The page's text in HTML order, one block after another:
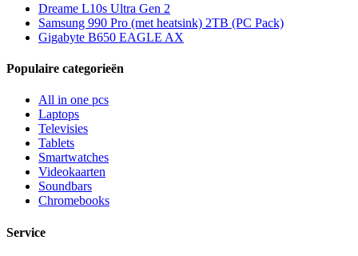
Dreame L10s Ultra Gen 2
Samsung 990 Pro (met heatsink) 2TB (PC Pack)
Gigabyte B650 EAGLE AX
Populaire categorieën
All in one pcs
Laptops
Televisies
Tablets
Smartwatches
Videokaarten
Soundbars
Chromebooks
Service